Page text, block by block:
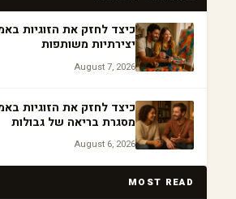
כיצד לחזק את הזוגיות
יצירתיות משותפות
August 7, 2026
כיצד לחזק את הזוגיות
מסגרת בריאה של גבולות
August 6, 2026
MOST READ